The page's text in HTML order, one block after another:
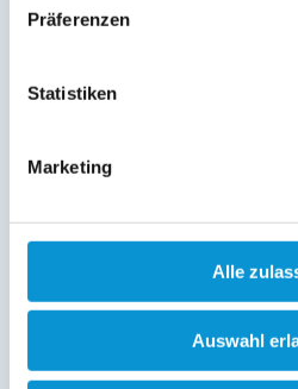
Präferenzen
Statistiken
Marketing
Alle
Auswahl
Löschung bzw. Sperrung Ihrer
Löschung bzw. Sperrung Ihrer
entgegenstehen. Die
gegenüber Ostsee-
Kontaktmöglichkeiten geltend
Ihnen ein Beschwerderecht bei